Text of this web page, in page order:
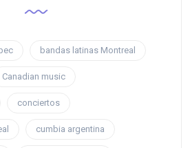
bandas latinas Montreal
Canadian music
conciertos
cumbia argentina